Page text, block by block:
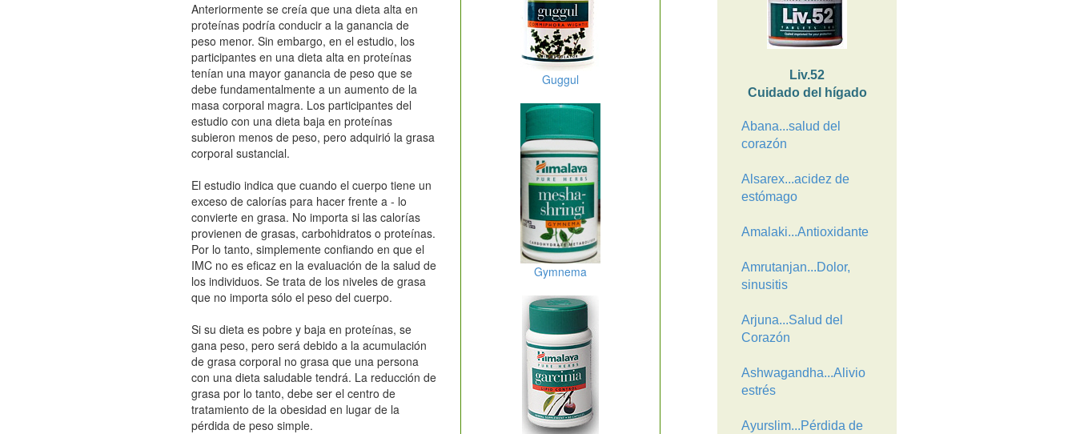
Anteriormente se creía que una dieta alta en
proteínas podría conducir a la ganancia de
peso menor. Sin embargo, en el estudio, los
participantes en una dieta alta en proteínas
tenían una mayor ganancia de peso que se
debe fundamentalmente a un aumento de la
masa corporal magra. Los participantes del
estudio con una dieta baja en proteínas
subieron menos de peso, pero adquirió la grasa
corporal sustancial.
El estudio indica que cuando el cuerpo tiene un
exceso de calorías para hacer frente a - lo
convierte en grasa. No importa si las calorías
provienen de grasas, carbohidratos o proteínas.
Por lo tanto, simplemente confiando en que el
IMC no es eficaz en la evaluación de la salud de
los individuos. Se trata de los niveles de grasa
que no importa sólo el peso del cuerpo.
Si su dieta es pobre y baja en proteínas, se
gana peso, pero será debido a la acumulación
de grasa corporal no grasa que una persona
con una dieta saludable tendrá. La reducción de
grasa por lo tanto, debe ser el centro de
tratamiento de la obesidad en lugar de la
pérdida de peso simple.
Guggul
Gymnema
Liv.52
Cuidado del hígado
Abana...salud del
corazón
Alsarex...acidez de
estómago
Amalaki...Antioxidante
Amrutanjan...Dolor,
sinusitis
Arjuna...Salud del
Corazón
Ashwagandha...Alivio
estrés
Ayurslim...Pérdida de